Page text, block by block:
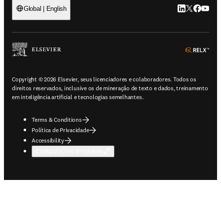
Global | English LinkedIn abre
Twitter
Copyright © 2026 Elsevier, seus licenciadores e colaboradores. Todos os
direitos reservados, inclusive os de mineração de texto e dados, treinamento
em inteligência artificial e tecnologias semelhantes.
Terms & Conditions
Política de Privacidade
Accessibility